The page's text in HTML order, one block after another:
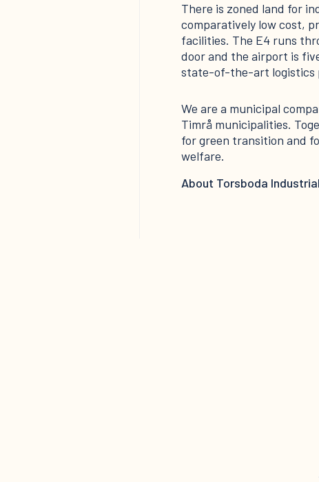
There is zoned land for
comparatively low cost,
facilities. The E4 runs
door and the airport is
state-of-the-art logistics
We are a municipal
Timrå municipalities.
for green transition and
welfare.
About Torsboda